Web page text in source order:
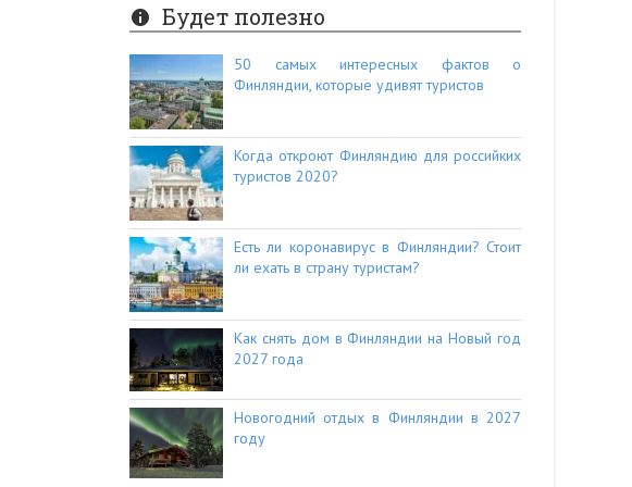
Будет полезно
50 самых интересных фактов о
Финляндии, которые удивят туристов
Когда откроют Финляндию для российких
туристов 2020?
Есть ли коронавирус в Финляндии? Стоит
ли ехать в страну туристам?
Как снять дом в Финляндии на Новый год
2027 года
Новогодний отдых в Финляндии в 2027
году